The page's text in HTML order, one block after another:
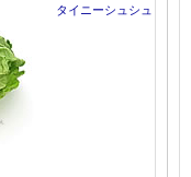
タイニーシュシュ